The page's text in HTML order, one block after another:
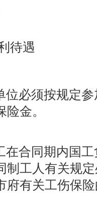
待遇
必须按规定参
金。
合同期内国工
制工人有关规
府有关工伤保